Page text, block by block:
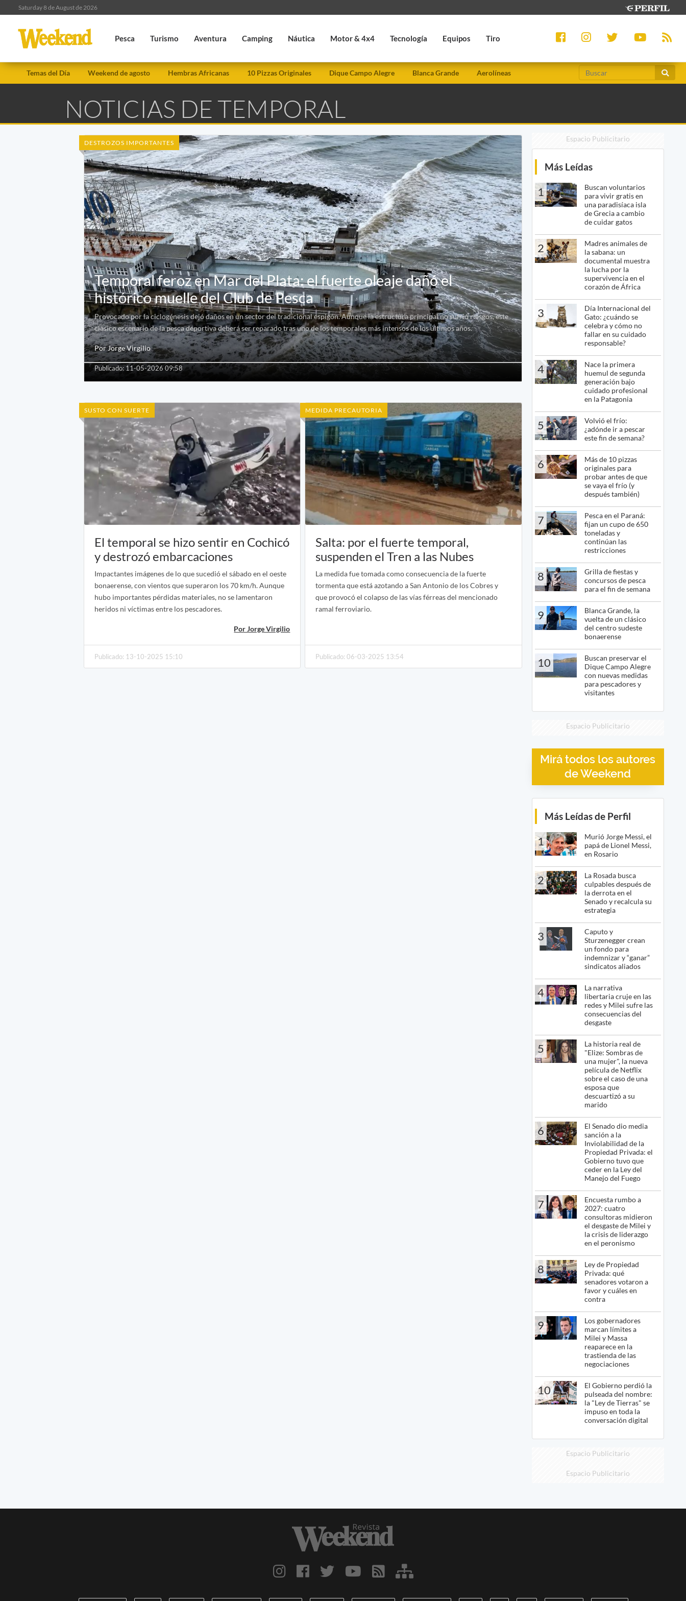
Saturday 8 de August de 2026
Pesca Turismo Aventura Camping Náutica Motor & 4x4 Tecnología Equipos Tiro
Temas del Día Weekend de agosto Hembras Africanas 10 Pizzas Originales Dique Campo Alegre Blanca Grande Aerolíneas
NOTICIAS DE TEMPORAL
DESTROZOS IMPORTANTES
Temporal feroz en Mar del Plata: el fuerte oleaje dañó el
histórico muelle del Club de Pesca
Provocado por la ciclogénesis dejó daños en un sector del tradicional espigón. Aunque la estructura principal no sufrió riesgos, este
clásico escenario de la pesca deportiva deberá ser reparado tras uno de los temporales más intensos de los últimos años.
Por Jorge Virgilio
Publicado: 11-05-2026 09:58
SUSTO CON SUERTE
El temporal se hizo sentir en Cochicó
y destrozó embarcaciones
Impactantes imágenes de lo que sucedió el sábado en el oeste
bonaerense, con vientos que superaron los 70 km/h. Aunque
hubo importantes pérdidas materiales, no se lamentaron
heridos ni víctimas entre los pescadores.
Por Jorge Virgilio
Publicado: 13-10-2025 15:10
MEDIDA PRECAUTORIA
Salta: por el fuerte temporal,
suspenden el Tren a las Nubes
La medida fue tomada como consecuencia de la fuerte
tormenta que está azotando a San Antonio de los Cobres y
que provocó el colapso de las vías férreas del mencionado
ramal ferroviario.
Publicado: 06-03-2025 13:54
Espacio Publicitario
Más Leídas
1
Buscan voluntarios
para vivir gratis en
una paradisíaca isla
de Grecia a cambio
de cuidar gatos
2
Madres animales de
la sabana: un
documental muestra
la lucha por la
supervivencia en el
corazón de África
3
Día Internacional del
Gato: ¿cuándo se
celebra y cómo no
fallar en su cuidado
responsable?
4
Nace la primera
huemul de segunda
generación bajo
cuidado profesional
en la Patagonia
5
Volvió el frío:
¿adónde ir a pescar
este fin de semana?
6
Más de 10 pizzas
originales para
probar antes de que
se vaya el frío (y
después también)
7
Pesca en el Paraná:
fijan un cupo de 650
toneladas y
continúan las
restricciones
8
Grilla de fiestas y
concursos de pesca
para el fin de semana
9
Blanca Grande, la
vuelta de un clásico
del centro sudeste
bonaerense
10
Buscan preservar el
Dique Campo Alegre
con nuevas medidas
para pescadores y
visitantes
Espacio Publicitario
Mirá todos los autores
de Weekend
Más Leídas de Perfil
1
Murió Jorge Messi, el
papá de Lionel Messi,
en Rosario
2
La Rosada busca
culpables después de
la derrota en el
Senado y recalcula su
estrategia
3
Caputo y
Sturzenegger crean
un fondo para
indemnizar y “ganar”
sindicatos aliados
4
La narrativa
libertaria cruje en las
redes y Milei sufre las
consecuencias del
desgaste
5
La historia real de
"Elize: Sombras de
una mujer", la nueva
película de Netflix
sobre el caso de una
esposa que
descuartizó a su
marido
6
El Senado dio media
sanción a la
Inviolabilidad de la
Propiedad Privada: el
Gobierno tuvo que
ceder en la Ley del
Manejo del Fuego
7
Encuesta rumbo a
2027: cuatro
consultoras midieron
el desgaste de Milei y
la crisis de liderazgo
en el peronismo
8
Ley de Propiedad
Privada: qué
senadores votaron a
favor y cuáles en
contra
9
Los gobernadores
marcan límites a
Milei y Massa
reaparece en la
trastienda de las
negociaciones
10
El Gobierno perdió la
pulseada del nombre:
la "Ley de Tierras" se
impuso en toda la
conversación digital
Espacio Publicitario
Espacio Publicitario